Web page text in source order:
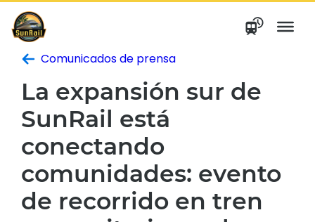
saltar
contenido
Comunicados de prensa
La expansión sur de
SunRail está
conectando
comunidades: evento
de recorrido en tren